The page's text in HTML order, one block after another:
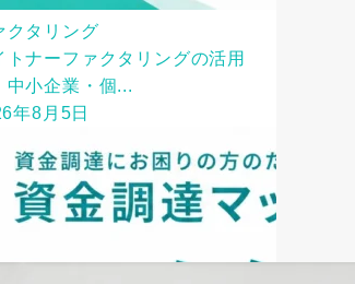
クタリング
トナーファクタリングの活用
中小企業・個...
年8月5日